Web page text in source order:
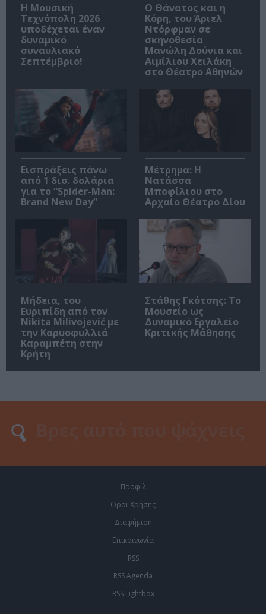
Η Μουσική
Τεχνόπολη 2026
υποδέχεται έναν
δυναμικό
συναυλιακό
Σεπτέμβριο!
Ο Θάνατος και η
Κόρη, του Άριελ
Ντόρφμαν σε
σκηνοθεσία
Μανώλη Δούνια και
Αιμίλιου Χειλάκη
στο Θέατρο Αθηνών
Εισπράξεις πάνω
από 1 δισ. δολάρια
για το “Spider-Man:
Brand New Day”
Μέτρημα: Η
Νατάσσα
Μποφίλιου στο
Αρχαίο Θέατρο Δίου
Μήδεια, του
Ευριπίδη από τον
Nikita Milivojević με
την Καρυοφυλλιά
Καραμπέτη στην
Κρήτη
Στάθης Γκότσης: Το
Μουσείο ως
Δυναμικό Εργαλείο
Κριτικής Μάθησης
Προφίλ
Οροι Χρήσης
Διαφήμιση
Επικοινωνία
RSS
RSS Agenda
RSS Lightbox